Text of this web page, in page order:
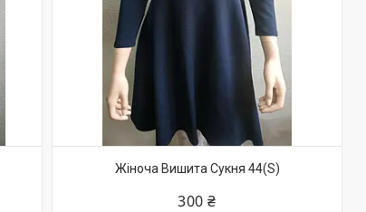
Жіноча Вишита Сукня 44(S)
300 ₴